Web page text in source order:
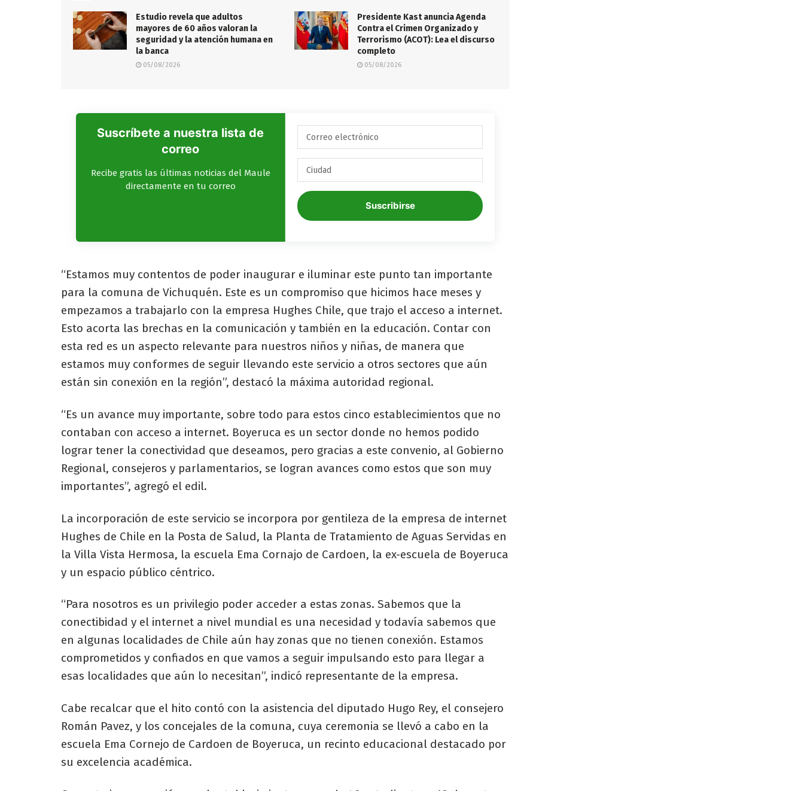
Estudio revela que adultos
mayores de 60 años valoran la
seguridad y la atención humana en
la banca
05/08/2026
Presidente Kast anuncia Agenda
Contra el Crimen Organizado y
Terrorismo (ACOT): Lea el discurso
completo
05/08/2026
Suscríbete a nuestra lista de
correo
Recibe gratis las últimas noticias del Maule
directamente en tu correo
Suscribirse
“Estamos muy contentos de poder inaugurar e iluminar este punto tan importante
para la comuna de Vichuquén. Este es un compromiso que hicimos hace meses y
empezamos a trabajarlo con la empresa Hughes Chile, que trajo el acceso a internet.
Esto acorta las brechas en la comunicación y también en la educación. Contar con
esta red es un aspecto relevante para nuestros niños y niñas, de manera que
estamos muy conformes de seguir llevando este servicio a otros sectores que aún
están sin conexión en la región”, destacó la máxima autoridad regional.
“Es un avance muy importante, sobre todo para estos cinco establecimientos que no
contaban con acceso a internet. Boyeruca es un sector donde no hemos podido
lograr tener la conectividad que deseamos, pero gracias a este convenio, al Gobierno
Regional, consejeros y parlamentarios, se logran avances como estos que son muy
importantes”, agregó el edil.
La incorporación de este servicio se incorpora por gentileza de la empresa de internet
Hughes de Chile en la Posta de Salud, la Planta de Tratamiento de Aguas Servidas en
la Villa Vista Hermosa, la escuela Ema Cornajo de Cardoen, la ex-escuela de Boyeruca
y un espacio público céntrico.
“Para nosotros es un privilegio poder acceder a estas zonas. Sabemos que la
conectibidad y el internet a nivel mundial es una necesidad y todavía sabemos que
en algunas localidades de Chile aún hay zonas que no tienen conexión. Estamos
comprometidos y confiados en que vamos a seguir impulsando esto para llegar a
esas localidades que aún lo necesitan”, indicó representante de la empresa.
Cabe recalcar que el hito contó con la asistencia del diputado Hugo Rey, el consejero
Román Pavez, y los concejales de la comuna, cuya ceremonia se llevó a cabo en la
escuela Ema Cornejo de Cardoen de Boyeruca, un recinto educacional destacado por
su excelencia académica.